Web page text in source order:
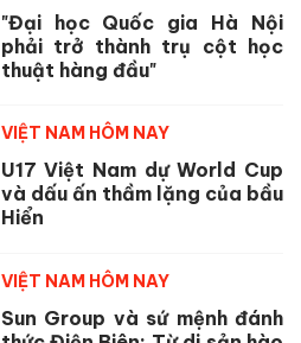
"Đại học Quốc gia Hà Nội
phải trở thành trụ cột học
thuật hàng đầu"
VIỆT NAM HÔM NAY
U17 Việt Nam dự World Cup
và dấu ấn thầm lặng của bầu
Hiển
VIỆT NAM HÔM NAY
Sun Group và sứ mệnh đánh